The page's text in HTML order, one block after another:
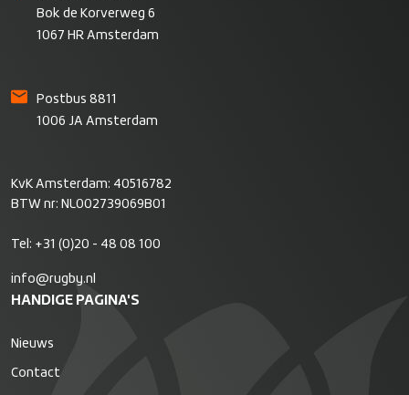
Bok de Korverweg 6
1067 HR Amsterdam
Postbus 8811
1006 JA Amsterdam
KvK Amsterdam: 40516782
BTW nr: NL002739069B01
Tel: +31 (0)20 - 48 08 100
info@rugby.nl
HANDIGE PAGINA'S
Nieuws
Contact